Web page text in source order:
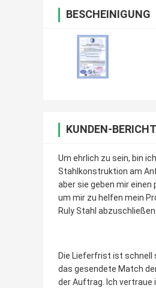
BESCHEINIGUNG
KUNDEN-
Um ehrlich zu sein, bin
Stahlkonstruktion am
aber sie geben mir
um mir zu helfen mein
Ruly Stahl abzuschließen
Die Lieferfrist ist schnell
das gesendete Match
der Auftrag. Ich vertraue